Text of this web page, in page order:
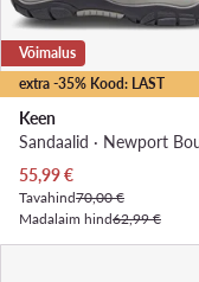
extra -35% Kood: LAST
Võimalus
Keen
Praegune hind
55,99€
Tavahind70,00 €
Madalaim hind62,99 €